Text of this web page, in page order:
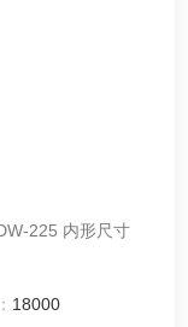
形尺寸
18000